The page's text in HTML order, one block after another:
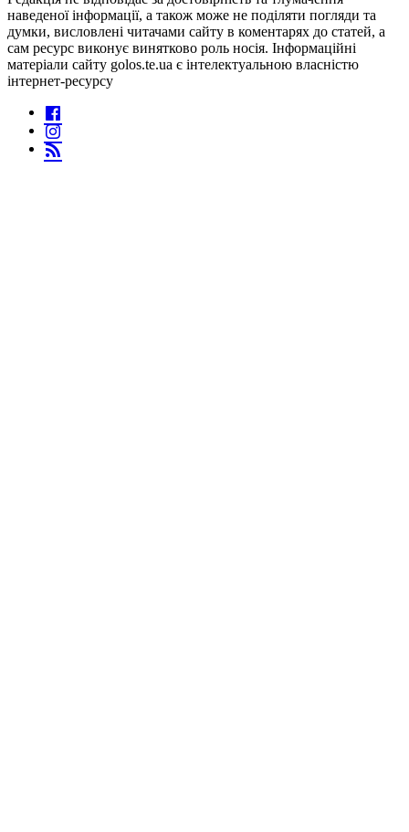
наведеної інформації, а також може не поділяти погляди та
думки, висловлені читачами сайту в коментарях до статей, а
сам ресурс виконує винятково роль носія. Інформаційні
матеріали сайту golos.te.ua є інтелектуальною власністю
інтернет-ресурсу